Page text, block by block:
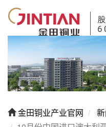
金田铜业产业官网